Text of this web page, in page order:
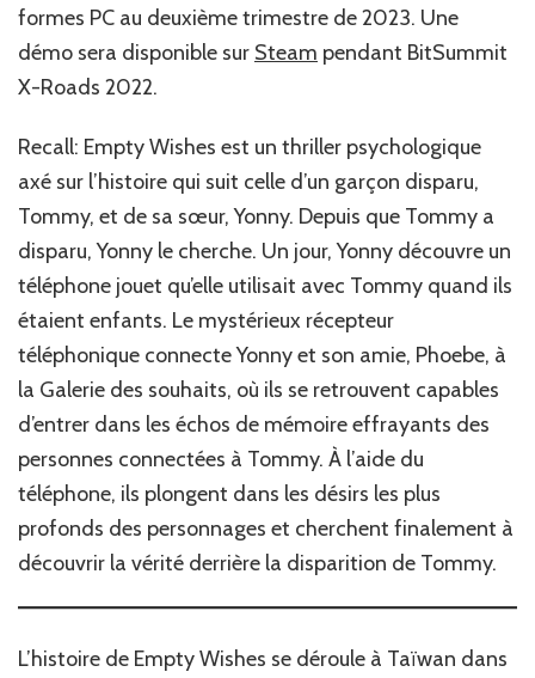
formes PC au deuxième trimestre de 2023. Une
démo sera disponible sur ‎‎ Steam‎‎ pendant BitSummit
X-Roads 2022.‎
‎Recall: Empty Wishes est un thriller psychologique
axé sur l’histoire qui suit celle d’un garçon disparu,
Tommy, et de sa sœur, Yonny. Depuis que Tommy a
disparu, Yonny le cherche. Un jour, Yonny découvre un
téléphone jouet qu’elle utilisait avec Tommy quand ils
étaient enfants. Le mystérieux récepteur
téléphonique connecte Yonny et son amie, Phoebe, à
la Galerie des souhaits, où ils se retrouvent capables
d’entrer dans les échos de mémoire effrayants des
personnes connectées à Tommy. À l’aide du
téléphone, ils plongent dans les désirs les plus
profonds des personnages et cherchent finalement à
découvrir la vérité derrière la disparition de Tommy.‎
L’histoire de Empty Wishes se déroule à Taïwan dans